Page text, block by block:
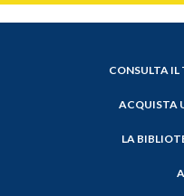
CONSULTA
ACQUISTA
LA